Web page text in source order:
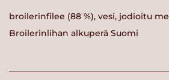
broilerinfilee (88 %), vesi, jodioitu
Broilerinlihan alkuperä Suomi